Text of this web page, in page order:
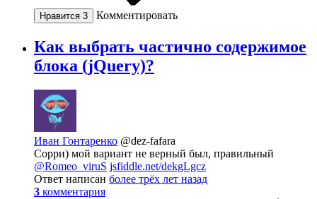
Нравится 3 Комментировать
Как выбрать частично содержимое
блока (jQuery)?
Иван Гонтаренко @dez-fafara
Сорри) мой вариант не верный был, правильный
@Romeo_viruS jsfiddle.net/dekgLgcz
Ответ написан более трёх лет назад
3 комментария